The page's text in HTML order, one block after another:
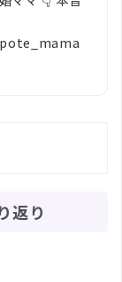
返り